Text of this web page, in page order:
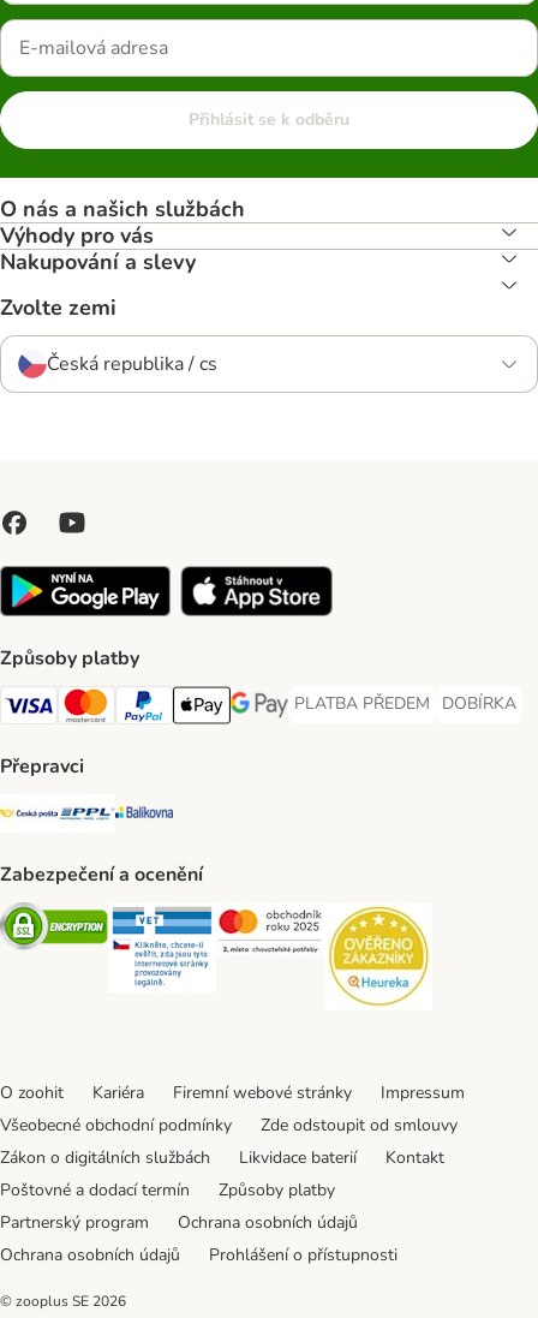
Přihlásit se k odběru
O nás a našich službách
Výhody pro vás
Nakupování a slevy
Zvolte zemi
Česká republika / cs
Způsoby platby
Visa Payment Method
Mastercard Payment Method
PayPal Payment Method
Apple pay Payment Method
GooglePay Payment Method
PLATBA PŘEDEM
PLATBA PŘEDEM Payment
DOBÍRKA
DOBÍRKA
Přepravci
Česká pošta Shipping Method
PPL Shipping Method
Balíkovna Shipping Method
Zabezpečení a ocenění
Security Security Security
O zoohit Kariéra Firemní webové stránky
Impressum
Všeobecné obchodní podmínky
Zde odstoupit od smlouvy
Zákon o digitálních službách
Likvidace baterií
Kontakt
Poštovné a dodací termín
Způsoby platby
Partnerský program
Ochrana osobních údajů
Ochrana osobních údajů
Prohlášení o přístupnosti
© zooplus SE 2026